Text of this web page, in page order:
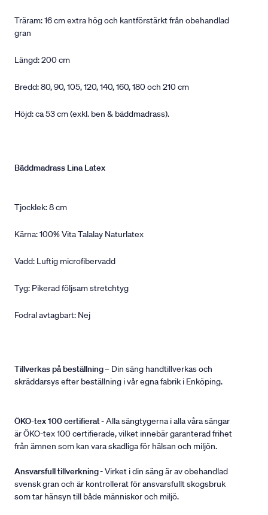
Träram: 16 cm extra hög och kantförstärkt från obehandlad
gran
Längd: 200 cm
Bredd: 80, 90, 105, 120, 140, 160, 180 och 210 cm
Höjd: ca 53 cm (exkl. ben & bäddmadrass).
Bäddmadrass Lina Latex
Tjocklek: 8 cm
Kärna: 100% Vita Talalay Naturlatex
Vadd: Luftig microfibervadd
Tyg: Pikerad följsam stretchtyg
Fodral avtagbart: Nej
Tillverkas på beställning– Din säng handtillverkas och
skräddarsys efter beställning i vår egna fabrik i Enköping.
ÖKO-tex 100 certifierat- Alla sängtygerna i alla våra sängar
är ÖKO-tex 100 certifierade, vilket innebär garanterad frihet
från ämnen som kan vara skadliga för hälsan och miljön.
Ansvarsfull tillverkning- Virket i din säng är av obehandlad
svensk gran och är kontrollerat för ansvarsfullt skogsbruk
som tar hänsyn till både människor och miljö.